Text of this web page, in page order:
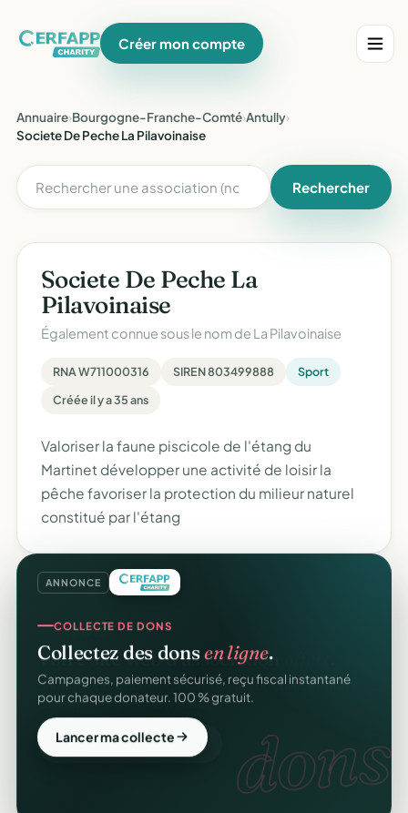
Créer mon compte
Annuaire›Bourgogne-Franche-Comté›Antully›
Societe De Peche La Pilavoinaise
Rechercher
Societe De Peche La
Pilavoinaise
Également connue sous le nom de La Pilavoinaise
RNA W711000316 SIREN 803499888
Sport
Créée il y a 35 ans
Valoriser la faune piscicole de l'étang du
Martinet développer une activité de loisir la
pêche favoriser la protection du milieur naturel
constitué par l'étang
ANNONCE
dons.
COLLECTE DE DONS
Collectez des donsen ligne.
Campagnes, paiement sécurisé, reçu fiscal instantané
pour chaque donateur. 100 % gratuit.
Lancer ma collecte